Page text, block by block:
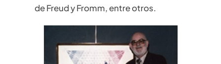
de Freud y Fromm, entre otros.